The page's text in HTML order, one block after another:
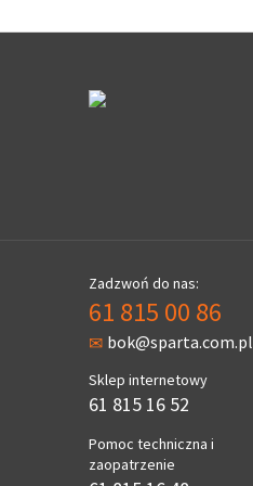
Zadzwoń do nas:
61 815 00 86
bok@sparta.com.pl
Sklep internetowy
61 815 16 52
Pomoc techniczna i
zaopatrzenie